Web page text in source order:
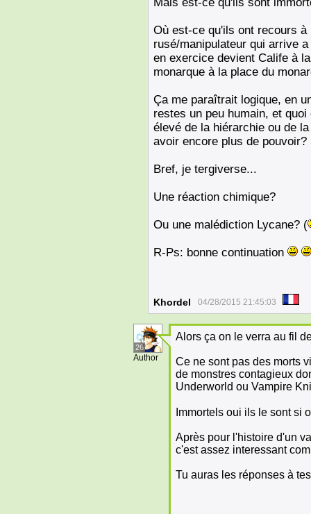
Où est-ce qu'ils ont recours
rusé/manipulateur qui arrive
en exercice devient Calife à
monarque à la place du
Ça me paraîtrait logique, en
restes un peu humain, et
élevé de la hiérarchie ou de
avoir encore plus de pouvoir?
Bref, je tergiverse...
Une réaction chimique?
Ou une malédiction Lycane? (
R-Ps: bonne continuation
Khordel 04/28/2015 21:45:03
26
Author
Alors ça on le verra au fil
Ce ne sont pas des morts
de monstres contagieux
Underworld ou Vampire
Immortels oui ils le sont si
Après pour l'histoire d'un
c'est assez interessant
Tu auras les réponses à